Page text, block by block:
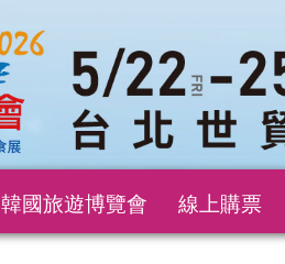
韓國旅遊博覽會 線上購票